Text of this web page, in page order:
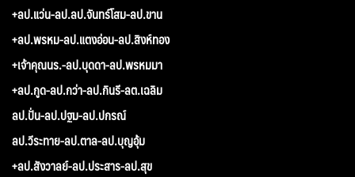
+ลป.แว่น-ลป.ลป.จันทร์โสม-ลป.ขาน
+ลป.พรหม-ลป.แตงอ่อน-ลป.สิงห์ทอง
+เจ้าคุณนร.-ลป.บุดดา-ลป.พรหมมา
+ลป.กูด-ลป.กว่า-ลป.กินรี-ลต.เฉลิม
ลป.ปั่น-ลป.ปฐม-ลป.ปกรณ์
ลป.วีระทาย-ลป.ตาล-ลป.บุญอุ้ม
+ลป.สังวาลย์-ลป.ประสาร-ลป.สุข